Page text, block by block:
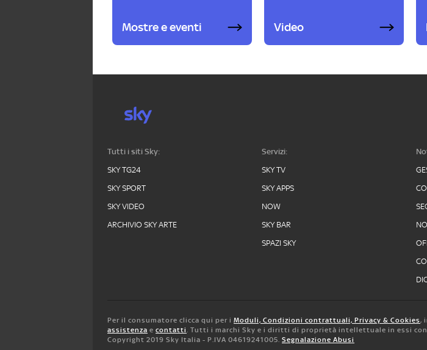
Mostre e eventi Video
Tutti i siti Sky:
SKY TG24
SKY SPORT
SKY VIDEO
ARCHIVIO SKY ARTE
Servizi:
SKY TV
SKY APPS
NOW
SKY BAR
SPAZI SKY
Per il consumatore clicca qui per i Moduli, Condizioni contrattuali, Privacy & Cookies,
assistenza e contatti. Tutti i marchi Sky e i diritti di proprietà intellettuale in essi
Copyright 2019 Sky Italia - P.IVA 04619241005. Segnalazione Abusi